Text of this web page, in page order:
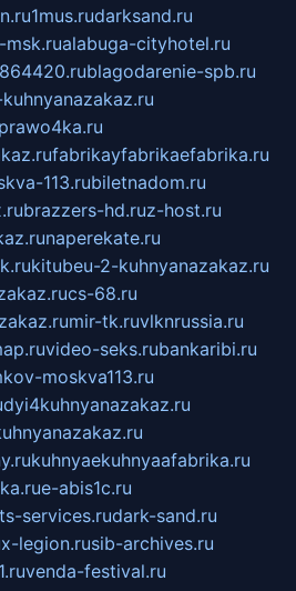
1mus.rudarksand.ru
msk.rualabuga-cityhotel.ru
blagodarenie-spb.ru
fabrikayfabrikaefabrika.ru
113.rubiletnadom.ru
brazzers-hd.ruz-host.ru
naperekate.ru
kitubeu-2-kuhnyanazakaz.ru
cs-68.ru
mir-tk.ruvlknrussia.ru
video-seks.rubankaribi.ru
moskva113.ru
kuhnyaekuhnyaafabrika.ru
e-abis1c.ru
services.rudark-sand.ru
x-legion.rusib-archives.ru
venda-festival.ru